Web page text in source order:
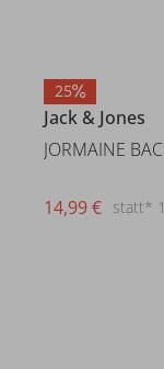
25
Jack & Jones
statt*
14,99 €